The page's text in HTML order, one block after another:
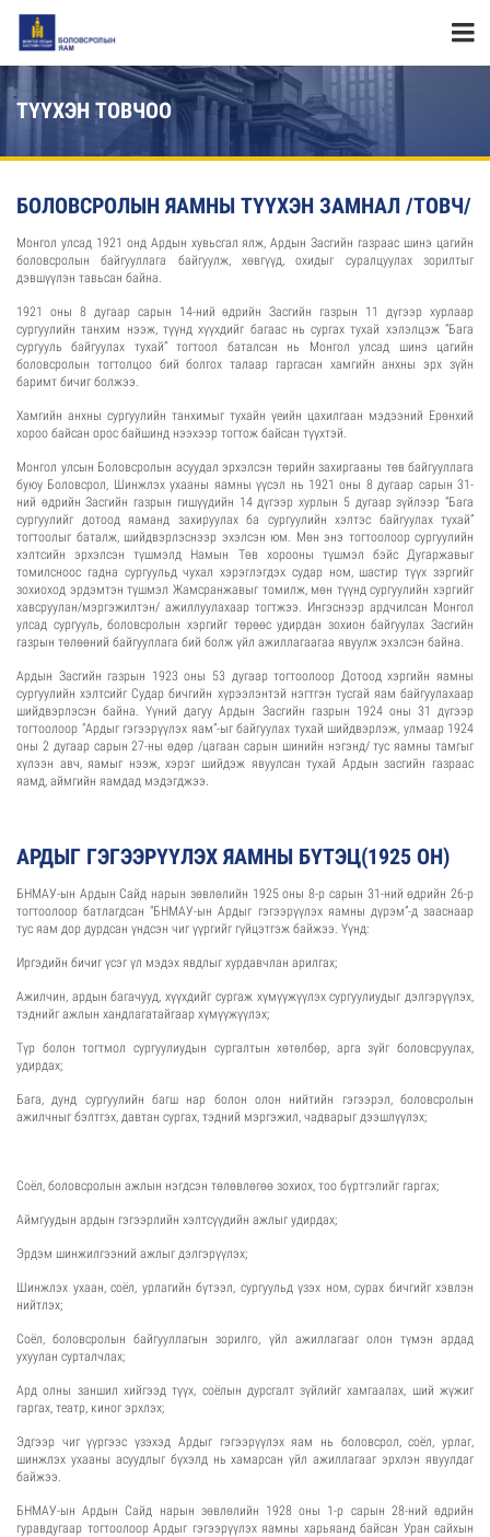
ТҮҮХЭН ТОВЧОО
БОЛОВСРОЛЫН ЯАМНЫ ТҮҮХЭН ЗАМНАЛ /ТОВЧ/
Монгол улсад 1921 онд Ардын хувьсгал ялж, Ардын Засгийн газраас шинэ цагийн
боловсролын байгууллага байгуулж, хөвгүүд, охидыг суралцуулах зорилтыг
дэвшүүлэн тавьсан байна.
1921 оны 8 дугаар сарын 14-ний өдрийн Засгийн газрын 11 дүгээр хурлаар
сургуулийн танхим нээж, түүнд хүүхдийг багаас нь сургах тухай хэлэлцэж “Бага
сургууль байгуулах тухай” тогтоол баталсан нь Монгол улсад шинэ цагийн
боловсролын тогтолцоо бий болгох талаар гаргасан хамгийн анхны эрх зүйн
баримт бичиг болжээ.
Хамгийн анхны сургуулийн танхимыг тухайн үеийн цахилгаан мэдээний Ерөнхий
хороо байсан орос байшинд нээхээр тогтож байсан түүхтэй.
Монгол улсын Боловсролын асуудал эрхэлсэн төрийн захиргааны төв байгууллага
буюу Боловсрол, Шинжлэх ухааны яамны үүсэл нь 1921 оны 8 дугаар сарын 31-
ний өдрийн Засгийн газрын гишүүдийн 14 дүгээр хурлын 5 дугаар зүйлээр “Бага
сургуулийг дотоод яаманд захируулах ба сургуулийн хэлтэс байгуулах тухай”
тогтоолыг баталж, шийдвэрлэснээр эхэлсэн юм. Мөн энэ тогтоолоор сургуулийн
хэлтсийн эрхэлсэн түшмэлд Намын Төв хорооны түшмэл бэйс Дугаржавыг
томилсноос гадна сургуульд чухал хэрэглэгдэх судар ном, шастир түүх зэргийг
зохиоход эрдэмтэн түшмэл Жамсранжавыг томилж, мөн түүнд сургуулийн хэргийг
хавсруулан/мэргэжилтэн/ ажиллуулахаар тогтжээ. Ингэснээр ардчилсан Монгол
улсад сургууль, боловсролын хэргийг төрөөс удирдан зохион байгуулах Засгийн
газрын төлөөний байгууллага бий болж үйл ажиллагаагаа явуулж эхэлсэн байна.
Ардын Засгийн газрын 1923 оны 53 дугаар тогтоолоор Дотоод хэргийн яамны
сургуулийн хэлтсийг Судар бичгийн хүрээлэнтэй нэгтгэн тусгай яам байгуулахаар
шийдвэрлэсэн байна. Үүний дагуу Ардын Засгийн газрын 1924 оны 31 дүгээр
тогтоолоор “Ардыг гэгээрүүлэх яам”-ыг байгуулах тухай шийдвэрлэж, улмаар 1924
оны 2 дугаар сарын 27-ны өдөр /цагаан сарын шинийн нэгэнд/ тус яамны тамгыг
хүлээн авч, яамыг нээж, хэрэг шийдэж явуулсан тухай Ардын засгийн газраас
яамд, аймгийн яамдад мэдэгджээ.
АРДЫГ ГЭГЭЭРҮҮЛЭХ ЯАМНЫ БҮТЭЦ(1925 ОН)
БНМАУ-ын Ардын Сайд нарын зөвлөлийн 1925 оны 8-р сарын 31-ний өдрийн 26-р
тогтоолоор батлагдсан “БНМАУ-ын Ардыг гэгээрүүлэх яамны дүрэм”-д зааснаар
тус яам дор дурдсан үндсэн чиг үүргийг гүйцэтгэж байжээ. Үүнд:
Иргэдийн бичиг үсэг үл мэдэх явдлыг хурдавчлан арилгах;
Ажилчин, ардын багачууд, хүүхдийг сургаж хүмүүжүүлэх сургуулиудыг дэлгэрүүлэх,
тэднийг ажлын хандлагатайгаар хүмүүжүүлэх;
Түр болон тогтмол сургуулиудын сургалтын хөтөлбөр, арга зүйг боловсруулах,
удирдах;
Бага, дунд сургуулийн багш нар болон олон нийтийн гэгээрэл, боловсролын
ажилчныг бэлтгэх, давтан сургах, тэдний мэргэжил, чадварыг дээшлүүлэх;
Соёл, боловсролын ажлын нэгдсэн төлөвлөгөө зохиох, тоо бүртгэлийг гаргах;
Аймгуудын ардын гэгээрлийн хэлтсүүдийн ажлыг удирдах;
Эрдэм шинжилгээний ажлыг дэлгэрүүлэх;
Шинжлэх ухаан, соёл, урлагийн бүтээл, сургуульд үзэх ном, сурах бичгийг хэвлэн
нийтлэх;
Соёл, боловсролын байгууллагын зорилго, үйл ажиллагааг олон түмэн ардад
ухуулан сурталчлах;
Ард олны заншил хийгээд түүх, соёлын дурсгалт зүйлийг хамгаалах, ший жүжиг
гаргах, театр, киног эрхлэх;
Эдгээр чиг үүргээс үзэхэд Ардыг гэгээрүүлэх яам нь боловсрол, соёл, урлаг,
шинжлэх ухааны асуудлыг бүхэлд нь хамарсан үйл ажиллагааг эрхлэн явуулдаг
байжээ.
БНМАУ-ын Ардын Сайд нарын зөвлөлийн 1928 оны 1-р сарын 28-ний өдрийн
гуравдугаар тогтоолоор Ардыг гэгээрүүлэх яамны харьяанд байсан Уран сайхын